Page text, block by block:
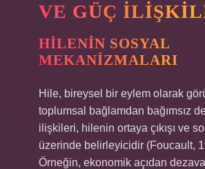
VE GÜÇ
HILENIN SOSYAL
MEKANIZMALARI
Hile, bireysel bir eylem olarak
toplumsal bağlamdan bağımsız
ilişkileri, hilenin ortaya çıkışı ve
üzerinde belirleyicidir (Foucault,
Örneğin, ekonomik açıdan